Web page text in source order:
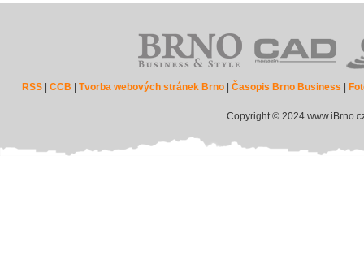
RSS |CCB |Tvorba webových stránek Brno |Časopis Brno Business
Copyright © 2024